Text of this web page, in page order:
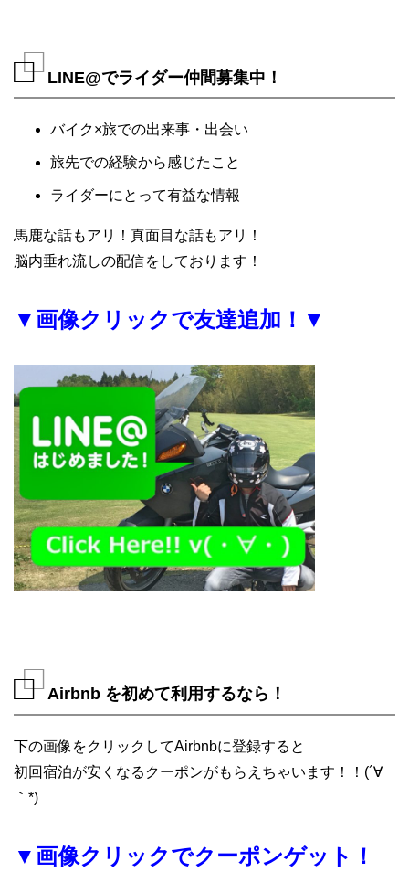
LINE@でライダー仲間募集中！
バイク×旅での出来事・出会い
旅先での経験から感じたこと
ライダーにとって有益な情報
馬鹿な話もアリ！真面目な話もアリ！
脳内垂れ流しの配信をしております！
▼画像クリックで友達追加！▼
Airbnb を初めて利用するなら！
下の画像をクリックしてAirbnbに登録すると
初回宿泊が安くなるクーポンがもらえちゃいます！！(´∀
｀*)
▼画像クリックでクーポンゲット！